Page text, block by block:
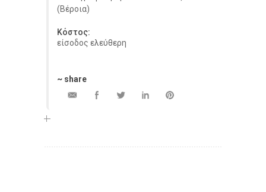
(Βέροια)
Κόστος:
είσοδος ελεύθερη
~ share